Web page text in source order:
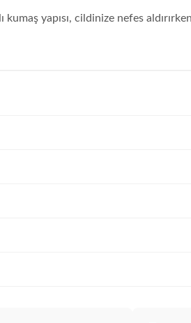
yapısı, cildinize nefes